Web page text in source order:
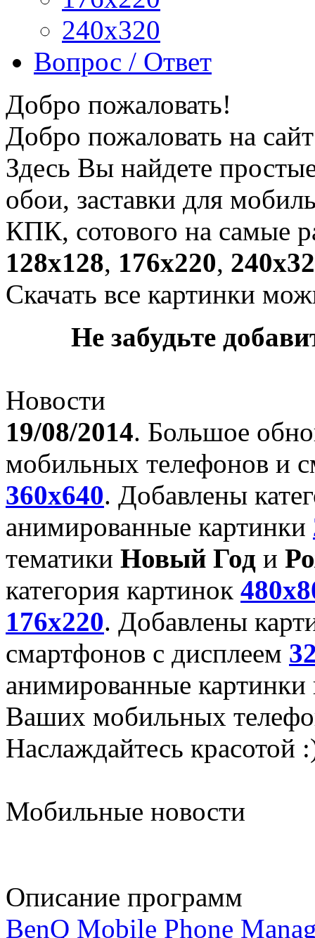
240x320
Вопрос / Ответ
Добро пожаловать!
Добро пожаловать на
Здесь Вы найдете
обои, заставки для
КПК, сотового на самые
128х128, 176х220,
Скачать все картинки
Не забудьте
Новости
19/08/2014. Большое
мобильных телефонов и
360x640. Добавлены
анимированные картинки
тематики Новый Год и
категория картинок
176x220. Добавлены
смартфонов с дисплеем
анимированные картинки
Ваших мобильных
Наслаждайтесь красотой
Мобильные новости
Описание программ
BenQ Mobile Phone